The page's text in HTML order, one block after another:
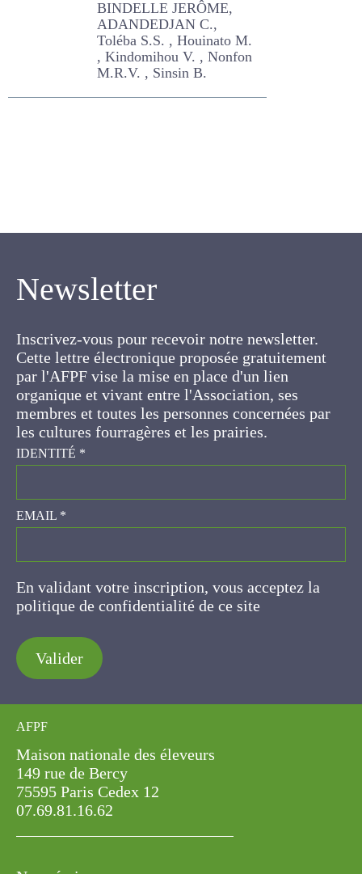
ADJOLOHOUN S., BINDELLE
JERÔME, ADANDEDJAN C.,
Toléba S.S. , Houinato M. ,
Kindomihou V. , Nonfon
M.R.V. , Sinsin B.
Newsletter
Cette lettre électronique proposée
gratuitement par l'AFPF vise la mise en place
d'un lien organique et vivant entre l'Association,
ses membres et toutes les personnes
concernées par les cultures fourragères et les
prairies.
IDENTITÉ*
EMAIL*
En validant votre inscription, vous acceptez la
politique de confidentialité de ce site
Valider
AFPF
Maison nationale des éleveurs
149 rue de Bercy
75595 Paris Cedex 12
07.69.81.16.62